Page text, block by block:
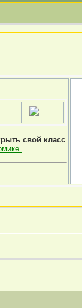
свой класс